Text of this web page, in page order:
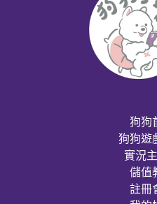
狗狗
狗狗遊
實況
儲值
註冊